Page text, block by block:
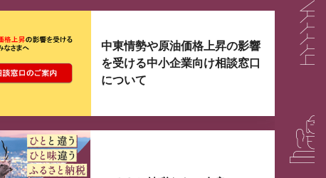
3つずつ情報が表示されるスライダーがあります。
中東情勢や原油価格上昇の影響
を受ける中小企業向け相談窓口
について